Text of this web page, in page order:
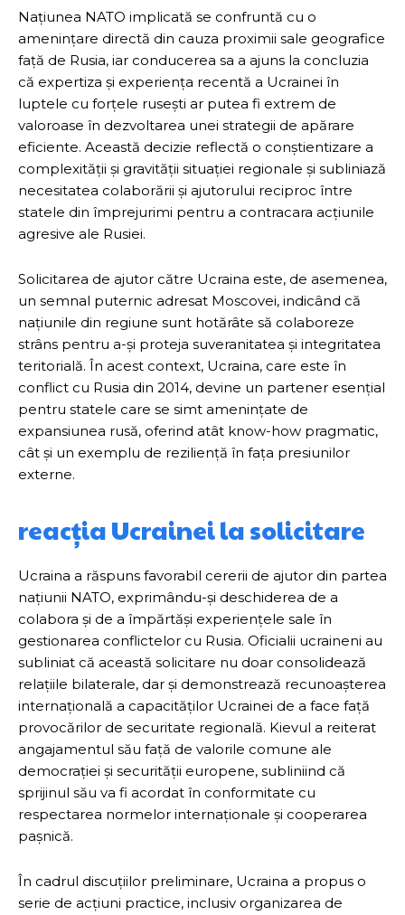
Națiunea NATO implicată se confruntă cu o
amenințare directă din cauza proximii sale geografice
față de Rusia, iar conducerea sa a ajuns la concluzia
că expertiza și experiența recentă a Ucrainei în
luptele cu forțele rusești ar putea fi extrem de
valoroase în dezvoltarea unei strategii de apărare
eficiente. Această decizie reflectă o conștientizare a
complexității și gravității situației regionale și subliniază
necesitatea colaborării și ajutorului reciproc între
statele din împrejurimi pentru a contracara acțiunile
agresive ale Rusiei.
Solicitarea de ajutor către Ucraina este, de asemenea,
un semnal puternic adresat Moscovei, indicând că
națiunile din regiune sunt hotărâte să colaboreze
strâns pentru a-și proteja suveranitatea și integritatea
teritorială. În acest context, Ucraina, care este în
conflict cu Rusia din 2014, devine un partener esențial
pentru statele care se simt amenințate de
expansiunea rusă, oferind atât know-how pragmatic,
cât și un exemplu de reziliență în fața presiunilor
externe.
reacția Ucrainei la solicitare
Ucraina a răspuns favorabil cererii de ajutor din partea
națiunii NATO, exprimându-și deschiderea de a
colabora și de a împărtăși experiențele sale în
gestionarea conflictelor cu Rusia. Oficialii ucraineni au
subliniat că această solicitare nu doar consolidează
relațiile bilaterale, dar și demonstrează recunoașterea
internațională a capacităților Ucrainei de a face față
provocărilor de securitate regională. Kievul a reiterat
angajamentul său față de valorile comune ale
democrației și securității europene, subliniind că
sprijinul său va fi acordat în conformitate cu
respectarea normelor internaționale și cooperarea
pașnică.
În cadrul discuțiilor preliminare, Ucraina a propus o
serie de acțiuni practice, inclusiv organizarea de